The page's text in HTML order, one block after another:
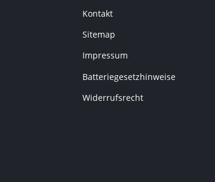
Kontakt
Sitemap
Impressum
Batteriegesetzhinweise
Widerrufsrecht